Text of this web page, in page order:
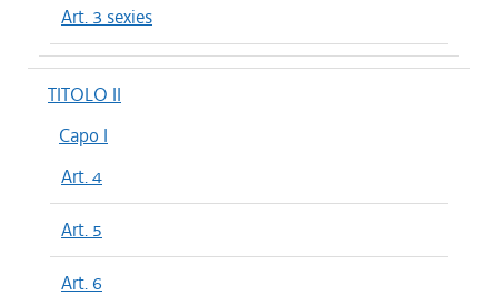
Art. 3 sexies
TITOLO II
Capo I
Art. 4
Art. 5
Art. 6